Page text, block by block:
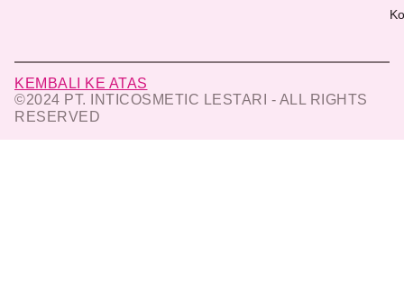
KEMBALI KE ATAS
©2024 PT. INTICOSMETIC LESTARI - ALL RIGHTS
RESERVED